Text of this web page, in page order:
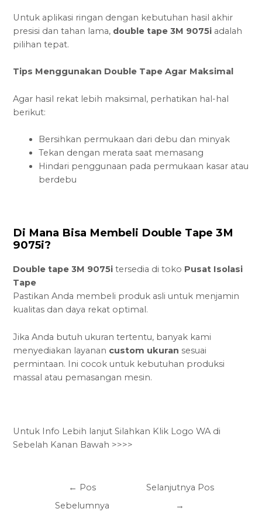
Untuk aplikasi ringan dengan kebutuhan hasil akhir
presisi dan tahan lama, double tape 3M 9075i adalah
pilihan tepat.
Tips Menggunakan Double Tape Agar Maksimal
Agar hasil rekat lebih maksimal, perhatikan hal-hal
berikut:
Bersihkan permukaan dari debu dan minyak
Tekan dengan merata saat memasang
Hindari penggunaan pada permukaan kasar atau
berdebu
Di Mana Bisa Membeli Double Tape 3M
9075i?
Double tape 3M 9075i tersedia di toko Pusat Isolasi
Tape
Pastikan Anda membeli produk asli untuk menjamin
kualitas dan daya rekat optimal.
Jika Anda butuh ukuran tertentu, banyak kami
menyediakan layanan custom ukuran sesuai
permintaan. Ini cocok untuk kebutuhan produksi
massal atau pemasangan mesin.
Untuk Info Lebih lanjut Silahkan Klik Logo WA di
Sebelah Kanan Bawah >>>>
← Pos
Sebelumnya
Selanjutnya Pos
→